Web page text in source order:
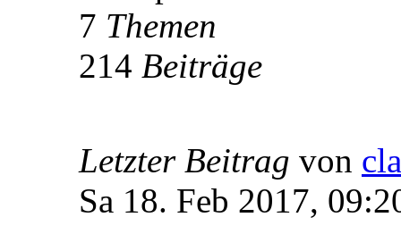
7 Themen
214 Beiträge
Letzter Beitrag von
Sa 18. Feb 2017,